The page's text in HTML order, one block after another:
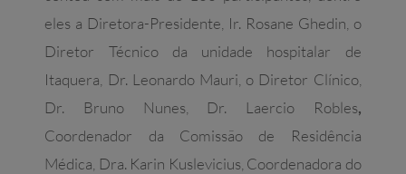
eles a Diretora-Presidente, Ir. Rosane Ghedin, o
Diretor Técnico da unidade hospitalar de
Itaquera, Dr. Leonardo Mauri, o Diretor Clínico,
Dr. Bruno Nunes, Dr. Laercio Robles,
Coordenador da Comissão de Residência
Médica, Dra. Karin Kuslevicius, Coordenadora do